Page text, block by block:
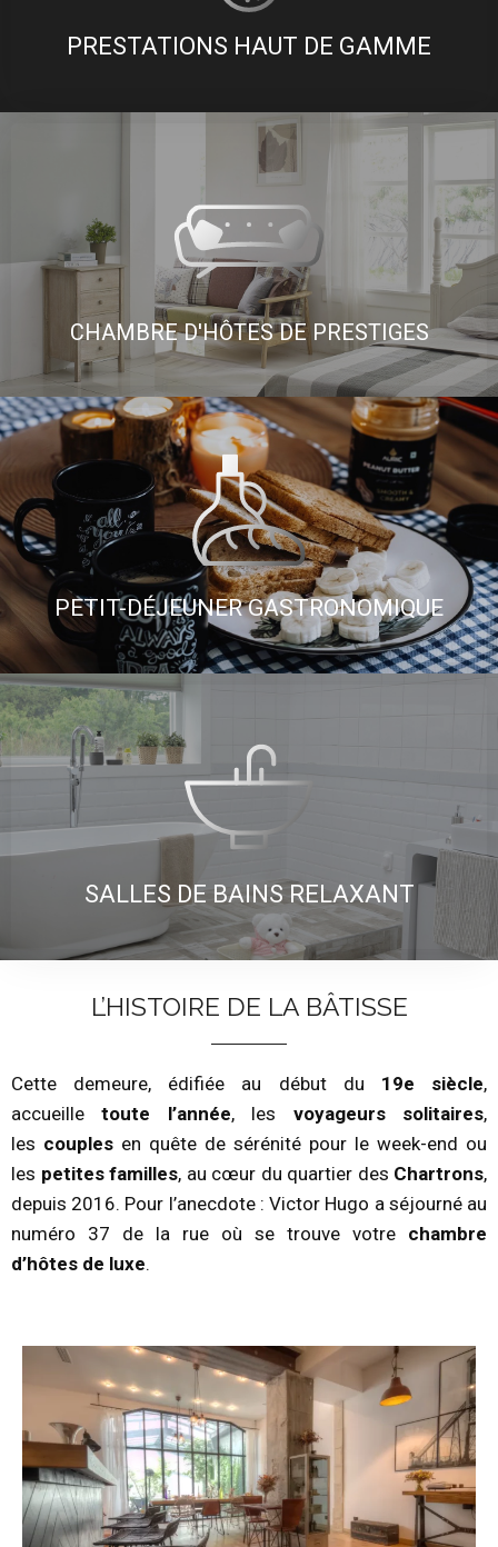
PRESTATIONS HAUT DE GAMME
CHAMBRE D'HÔTES DE PRESTIGES
PETIT-DÉJEUNER GASTRONOMIQUE
SALLES DE BAINS RELAXANT
L’HISTOIRE DE LA BÂTISSE
Cette demeure, édifiée au début du 19e siècle,
accueilletoute l’année, les voyageurs solitaires,
les couples en quête de sérénité pour le week-end ou
les petites familles, au cœur du quartier des Chartrons,
depuis 2016. Pour l’anecdote : Victor Hugo a séjourné au
numéro 37 de la rue où se trouve votre chambre
d’hôtes de luxe.